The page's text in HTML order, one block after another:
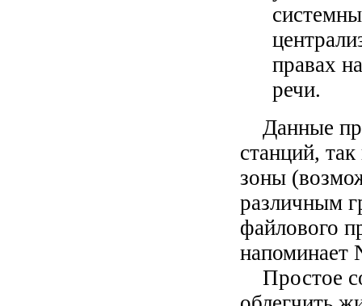
правах
речи.
Данные
станций,
зоны
различным
файлового
напоминает
Простое